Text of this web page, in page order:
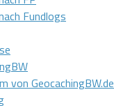
Fundlogs
von GeocachingBW.de